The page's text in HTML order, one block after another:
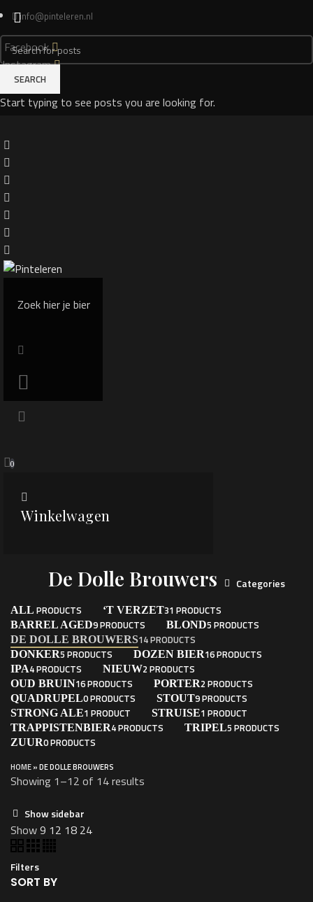
info@pinteleren.nl
Facebook
Instagram
Login
0
Winkelwagen
De Dolle Brouwers Categories
ALL PRODUCTS ‘T VERZET31 PRODUCTS
BARREL AGED9 PRODUCTS BLOND5 PRODUCTS
DE DOLLE BROUWERS14 PRODUCTS
DONKER5 PRODUCTS DOZEN BIER16 PRODUCTS
IPA4 PRODUCTS NIEUW2 PRODUCTS
OUD BRUIN16 PRODUCTS PORTER2 PRODUCTS
QUADRUPEL0 PRODUCTS STOUT9 PRODUCTS
STRONG ALE1 PRODUCT STRUISE1 PRODUCT
TRAPPISTENBIER4 PRODUCTS TRIPEL5 PRODUCTS
ZUUR0 PRODUCTS
HOME»DE DOLLE BROUWERS
Showing 1–12 of 14 results
Show sidebar
Show9 12 18 24
Filters
SORT BY
SEARCH
Start typing to see posts you are looking for.